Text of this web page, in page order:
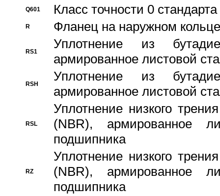
Q601 Класс точности 0
R Фланец на наружном кольце
RS1
Уплотнение из
армированное листовой
RSH
Уплотнение из
армированное листовой
RSL
Уплотнение низкого
(NBR), армированное
подшипника
RZ
Уплотнение низкого
(NBR), армированное
подшипника